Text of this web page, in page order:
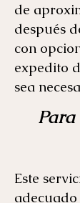
de
después
con
expedito
sea
Para
Este
adecuado